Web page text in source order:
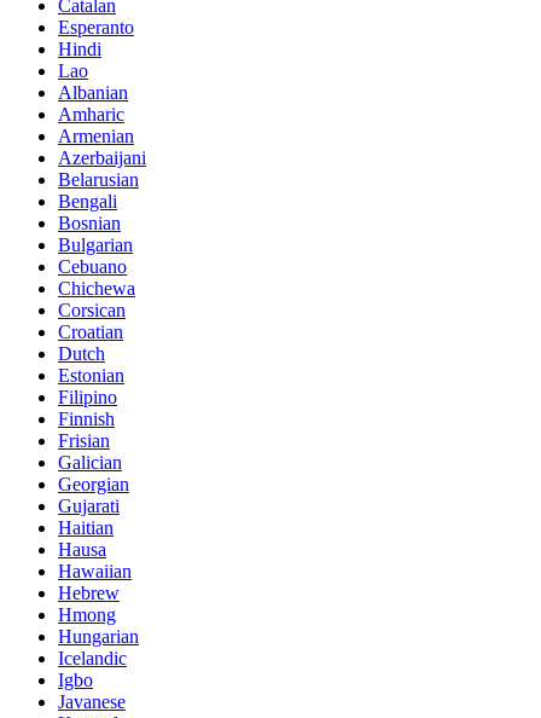
Catalan
Esperanto
Hindi
Lao
Albanian
Amharic
Armenian
Azerbaijani
Belarusian
Bengali
Bosnian
Bulgarian
Cebuano
Chichewa
Corsican
Croatian
Dutch
Estonian
Filipino
Finnish
Frisian
Galician
Georgian
Gujarati
Haitian
Hausa
Hawaiian
Hebrew
Hmong
Hungarian
Icelandic
Igbo
Javanese